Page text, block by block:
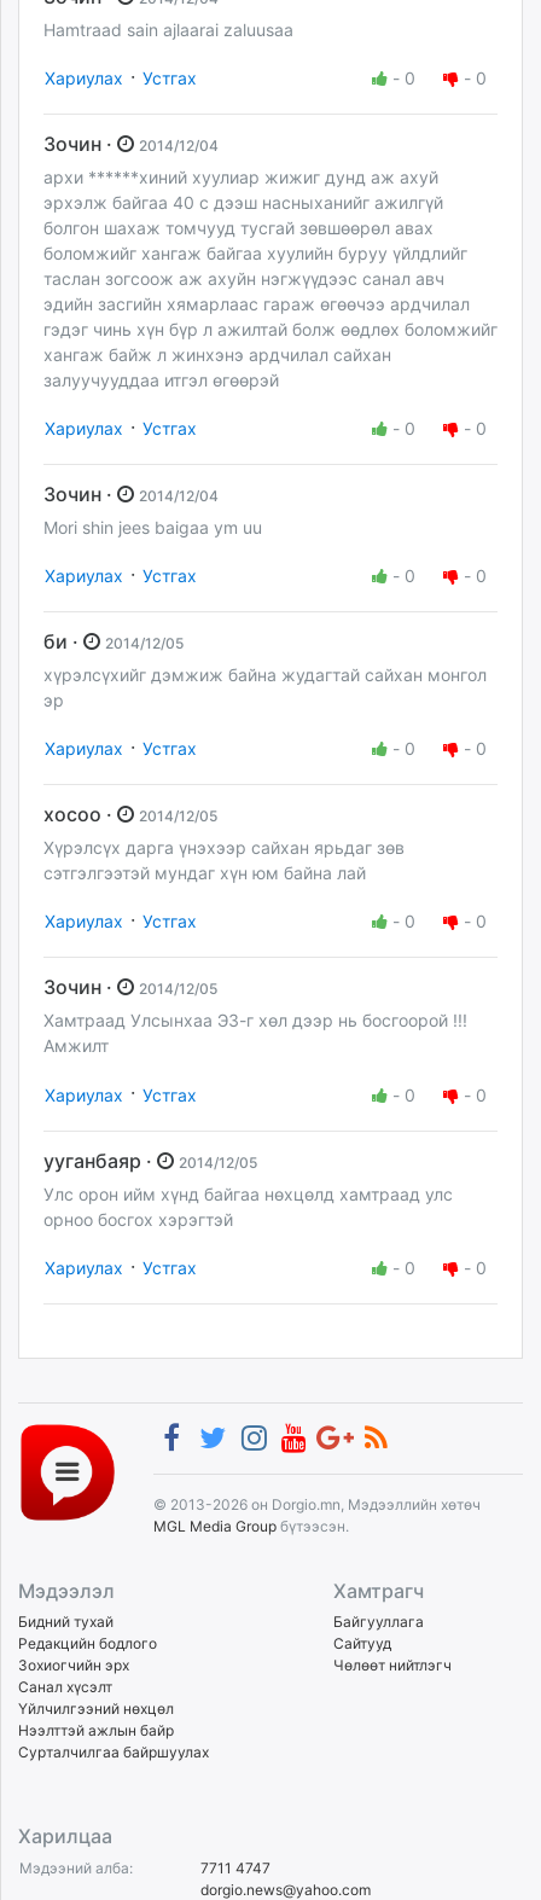
Hamtraad sain ajlaarai zaluusaa
Хариулах · Устгах - 0 - 0
Зочин · 2014/12/04
архи ******хиний хуулиар жижиг дунд аж ахуй
эрхэлж байгаа 40 с дээш насныханийг ажилгүй
болгон шахаж томчууд тусгай зөвшөөрөл авах
боломжийг хангаж байгаа хуулийн буруу үйлдлийг
таслан зогсоож аж ахуйн нэгжүүдээс санал авч
эдийн засгийн хямарлаас гараж өгөөчээ ардчилал
гэдэг чинь хүн бүр л ажилтай болж өөдлөх боломжийг
хангаж байж л жинхэнэ ардчилал сайхан
залуучууддаа итгэл өгөөрэй
Хариулах · Устгах - 0 - 0
Зочин · 2014/12/04
Mori shin jees baigaa ym uu
Хариулах · Устгах - 0 - 0
би · 2014/12/05
хүрэлсүхийг дэмжиж байна жудагтай сайхан монгол
эр
Хариулах · Устгах - 0 - 0
хосоо · 2014/12/05
Хүрэлсүх дарга үнэхээр сайхан ярьдаг зөв
сэтгэлгээтэй мундаг хүн юм байна лай
Хариулах · Устгах - 0 - 0
Зочин · 2014/12/05
Хамтраад Улсынхаа ЭЗ-г хөл дээр нь босгоорой !!!
Амжилт
Хариулах · Устгах - 0 - 0
ууганбаяр · 2014/12/05
Улс орон ийм хүнд байгаа нөхцөлд хамтраад улс
орноо босгох хэрэгтэй
Хариулах · Устгах - 0 - 0
© 2013-2026 он Dorgio.mn, Мэдээллийн хөтөч
MGL Media Group бүтээсэн.
Мэдээлэл
Бидний тухай
Редакцийн бодлого
Зохиогчийн эрх
Санал хүсэлт
Үйлчилгээний нөхцөл
Нээлттэй ажлын байр
Сурталчилгаа байршуулах
Хамтрагч
Байгууллага
Сайтууд
Чөлөөт нийтлэгч
Харилцаа
Мэдээний алба:
7711 4747
dorgio.news@yahoo.com